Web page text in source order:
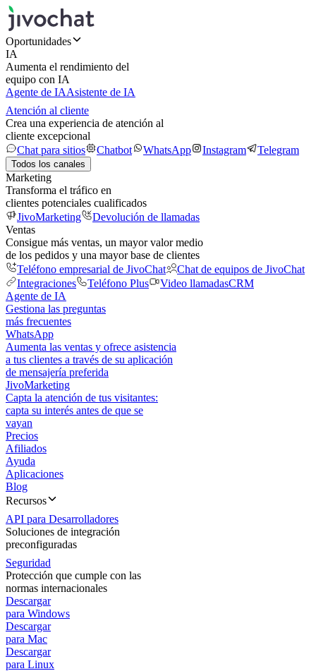
Oportunidades
IA
Aumenta el rendimiento del
equipo con IA
Agente de IAAsistente de IA
Atención al cliente
Crea una experiencia de atención al
cliente excepcional
Chat para sitios
Chatbot WhatsApp Instagram Telegram
Todos los canales
Marketing
Transforma el tráfico en
clientes potenciales cualificados
JivoMarketing
Devolución de llamadas
Ventas
Consigue más ventas, un mayor valor medio
de los pedidos y una mayor base de clientes
Teléfono empresarial de JivoChat
Chat de equipos de JivoChat
Integraciones
Teléfono Plus Video llamadasCRM
Agente de IA
Gestiona las preguntas
más frecuentes
WhatsApp
Aumenta las ventas y ofrece asistencia
a tus clientes a través de su aplicación
de mensajería preferida
JivoMarketing
Capta la atención de tus visitantes:
capta su interés antes de que se
vayan
Precios
Afiliados
Ayuda
Aplicaciones
Blog
Recursos
API para Desarrolladores
Soluciones de integración
preconfiguradas
Seguridad
Protección que cumple con las
normas internacionales
Descargar
para Windows
Descargar
para Mac
Descargar
para Linux